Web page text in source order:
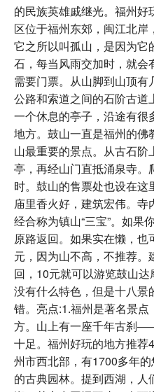
的民族英雄戚继光。福州
区位于福州东郊，闽江北岸
它之所以叫孤山，是因为它
石，每当风雨交加时，就会
需要门票。从山脚到山顶
公路和索道之间的石阶古
一个休息的亭子，沿途有
地方。鼓山一直是福州的
山最重要的景点。从古石
亭，再经山门直抵涌泉寺
时。鼓山的售票处也设在这
庙里香火好，建筑宏伟。寺
经合称为镇山“三宝”。如果
原路返回。如果实在懒，
元，因为山不高，不推荐。
回，10元就可以游览鼓山
没有什么特色，但是十八景
错。亮点:1.福州是著名景
方。山上有一座千年古刹
十足。福州好玩的地方推
州市西北部，有1700多年
的古典园林。提到西湖，